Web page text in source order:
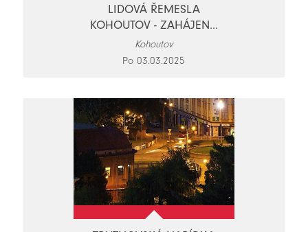
LIDOVÁ ŘEMESLA
KOHOUTOV - ZAHÁJEN...
Kohoutov
Po 03.03.2025